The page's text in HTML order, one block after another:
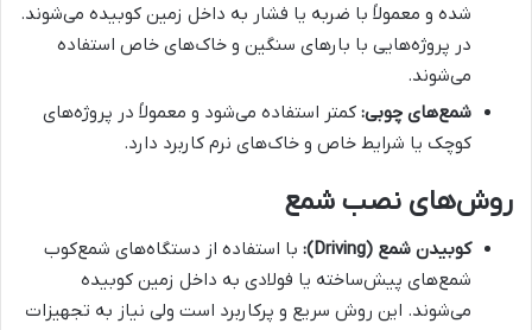
شده و معمولاً با ضربه یا فشار به داخل زمین کوبیده می‌شوند.
در پروژه‌هایی با بارهای سنگین و خاک‌های خاص استفاده
می‌شوند.
شمع‌های چوبی: کمتر استفاده می‌شود و معمولاً در پروژه‌های
کوچک یا شرایط خاص و خاک‌های نرم کاربرد دارد.
روش‌های نصب شمع
کوبیدن شمع (Driving
): با استفاده از دستگاه‌های شمع‌کوب
شمع‌های پیش‌ساخته یا فولادی به داخل زمین کوبیده
می‌شوند. این روش سریع و پرکاربرد است ولی نیاز به تجهیزات